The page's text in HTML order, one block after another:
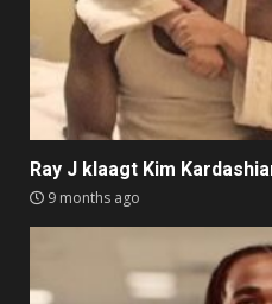
Ray J klaagt Kim
9 months ago